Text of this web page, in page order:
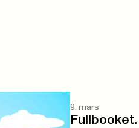
9. mars